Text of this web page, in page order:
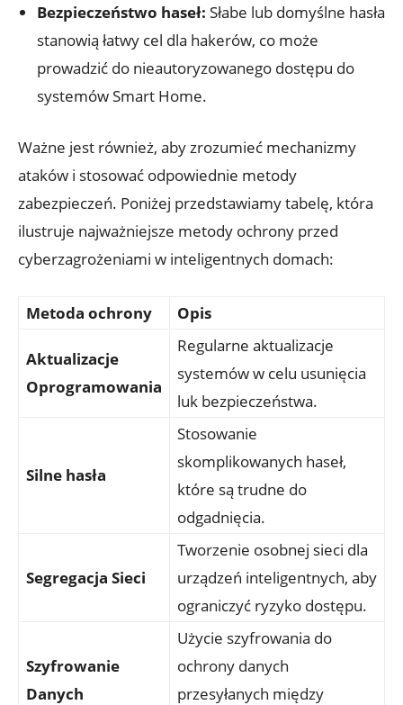
Bezpieczeństwo haseł: Słabe lub domyślne hasła
stanowią łatwy cel dla hakerów, co może
prowadzić do nieautoryzowanego dostępu do
systemów Smart Home.
Ważne jest również, aby zrozumieć mechanizmy
ataków i stosować ⁣odpowiednie⁢ metody
zabezpieczeń. Poniżej przedstawiamy tabelę, która
ilustruje najważniejsze metody ochrony przed
cyberzagrożeniami w⁢ inteligentnych domach:
Metoda ochrony Opis
Aktualizacje
Oprogramowania
Regularne ⁣aktualizacje
systemów​ w celu usunięcia‌
luk bezpieczeństwa.
Silne hasła
Stosowanie
skomplikowanych haseł,
które ⁣są trudne ​do
odgadnięcia.
Segregacja Sieci
Tworzenie osobnej sieci dla⁤
urządzeń inteligentnych, aby
ograniczyć ‍ryzyko dostępu.
Szyfrowanie
Danych
Użycie ​szyfrowania do
ochrony‍ danych
przesyłanych między